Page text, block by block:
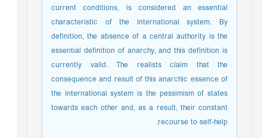
current conditions, is considered an essential
characteristic of the international system. By
definition, the absence of a central authority is the
essential definition of anarchy, and this definition is
currently valid. The realists claim that the
consequence and result of this anarchic essence of
the international system is the pessimism of states
towards each other and, as a result, their constant
recourse to self-help.